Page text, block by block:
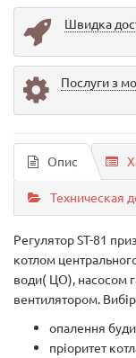
Швидка
Послуги з
Опис
Техническая
Регулятор ST-81
котлом
води( ЦО), насосом
вентилятором.
опалення
пріоритет